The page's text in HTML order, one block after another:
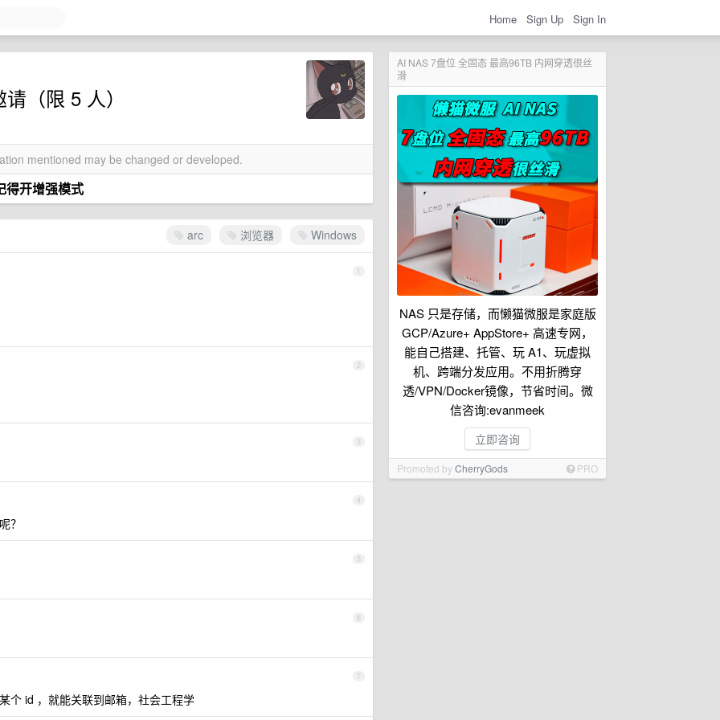
Home Sign Up Sign In
AI NAS 7盘位 全固态 最高96TB 内网穿透很丝
滑
NAS 只是存储，而懒猫微服是家庭版
GCP/Azure+ AppStore+ 高速专网，
能自己搭建、托管、玩 A1、玩虚拟
机、跨端分发应用。不用折腾穿
透/VPN/Docker镜像，节省时间。微
信咨询:evanmeek
立即咨询
Promoted byCherryGods PRO
（限 5 人）
mentioned may be changed or developed.
得开增强模式
arc 浏览器 Windows
1
2
3
4
？
5
6
7
个 id ，就能关联到邮箱，社会工程学